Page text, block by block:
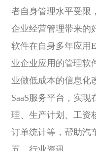
者自身管理水平受限
企业经营管理带来的
软件在自身多年应用
业企业应用的管理软
业做低成本的信息化
SaaS服务平台，实
理、生产计划、工资
订单统计等，帮助汽